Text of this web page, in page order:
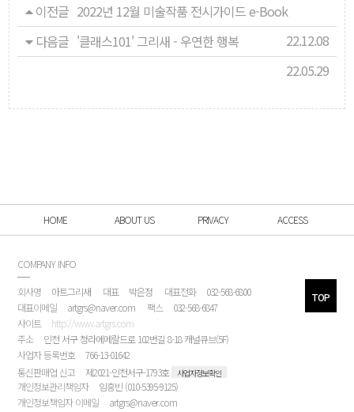
이전글 2022년 12월 미술작품 전시가이드 e-Book
22.12.08
다음글 '클래스101' 그리새 - 우연한 행복
22.05.29
HOME ABOUT US PRIVACY ACCESS
COMPANY INFO
회사명 아트그리새 대표 박은정 대표전화
032-568-6800
대표이메일
artgrs@naver.com 팩스
032-568-6847
사이트
http://www.artgrs.com
주소
인천 서구 청라에메랄드로 102번길 8-18 캐널큐브(5F)
사업자 등록번호
766-13-01642
통신판매업 신고
제2021-인천서구-1793호 사업자정보확인
개인정보관리책임자
임흥빈 (010-5395-9125)
개인정보책임자 이메일
artgrs@naver.com
TOP